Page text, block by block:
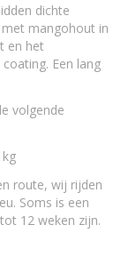
dichte
met mangohout in
en het
Een lang
volgende
route, wij rijden
Soms is een
12 weken zijn.